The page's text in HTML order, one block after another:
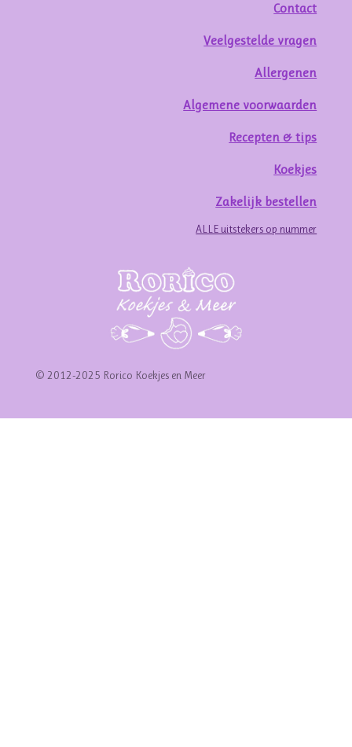
Contact
Veelgestelde vragen
Allergenen
Algemene voorwaarden
Recepten & tips
Koekjes
Zakelijk bestellen
ALLE uitstekers op nummer
© 2012-2025 Rorico Koekjes en Meer